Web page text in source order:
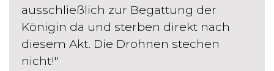
ausschließlich zur Begattung der
Königin da und sterben direkt nach
diesem Akt. Die Drohnen stechen
nicht!"